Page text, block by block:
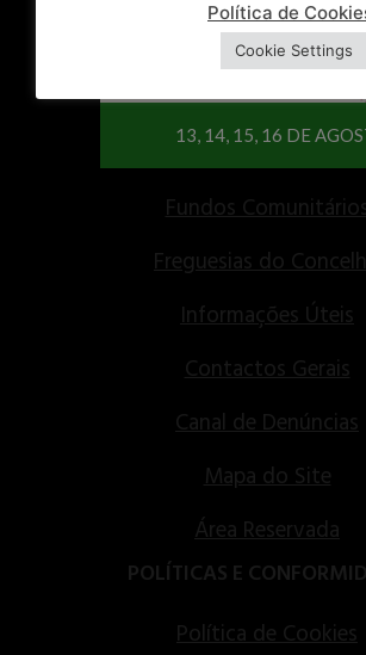
Centro de Documentos
Recursos Humanos
Consulta Pública
Fundos
Freguesias do
Informações Úteis
Contactos Gerais
Canal de Denúncias
Mapa do Site
Área Reservada
POLÍTICAS E
Política de Cookies
Política de
Cookie Settings
13, 14, 15, 16 DE